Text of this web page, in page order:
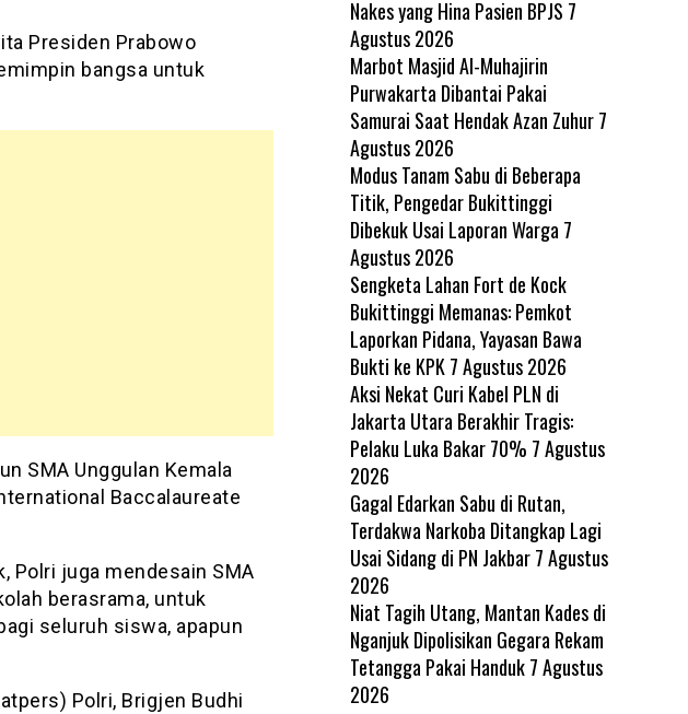
Presiden Prabowo
bangsa untuk
SMA Unggulan Kemala
Baccalaureate
Polri juga mendesain SMA
berasrama, untuk
seluruh siswa, apapun
Polri, Brigjen Budhi
Nakes yang Hina Pasien BPJS 7
Agustus 2026
Marbot Masjid Al-Muhajirin
Purwakarta Dibantai Pakai
Samurai Saat Hendak Azan Zuhur 7
Agustus 2026
Modus Tanam Sabu di Beberapa
Titik, Pengedar Bukittinggi
Dibekuk Usai Laporan Warga 7
Agustus 2026
Sengketa Lahan Fort de Kock
Bukittinggi Memanas: Pemkot
Laporkan Pidana, Yayasan Bawa
Bukti ke KPK 7 Agustus 2026
Aksi Nekat Curi Kabel PLN di
Jakarta Utara Berakhir Tragis:
Pelaku Luka Bakar 70% 7 Agustus
2026
Gagal Edarkan Sabu di Rutan,
Terdakwa Narkoba Ditangkap Lagi
Usai Sidang di PN Jakbar 7 Agustus
2026
Niat Tagih Utang, Mantan Kades di
Nganjuk Dipolisikan Gegara Rekam
Tetangga Pakai Handuk 7 Agustus
2026